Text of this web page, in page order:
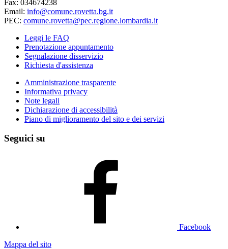
Fax: 034674238
Email: info@comune.rovetta.bg.it
PEC: comune.rovetta@pec.regione.lombardia.it
Leggi le FAQ
Prenotazione appuntamento
Segnalazione disservizio
Richiesta d'assistenza
Amministrazione trasparente
Informativa privacy
Note legali
Dichiarazione di accessibilità
Piano di miglioramento del sito e dei servizi
Seguici su
Facebook
Mappa del sito